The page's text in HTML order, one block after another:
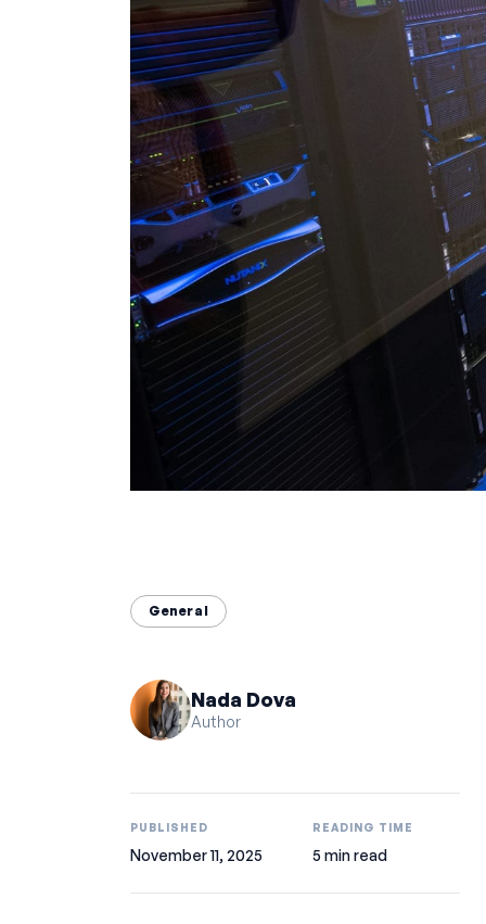
General
Nada Dova
Author
PUBLISHED
November 11, 2025
READING TIME
5 min read